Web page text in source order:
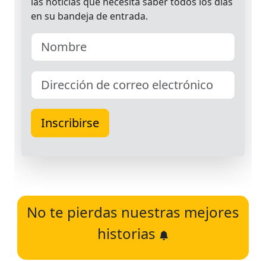
No te pierdas nuestras mejores
historias